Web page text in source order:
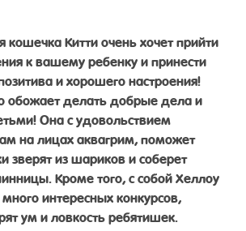
Китти очень хочет прийти
к вашему ребенку и принести
и хорошего настроения!
обожает делать добрые дела и
Она с удовольствием
на лицах аквагрим, поможет
зверят из шариков и соберет
Кроме того, с собой Хеллоу
интересных конкурсов,
ум и ловкость ребятишек.